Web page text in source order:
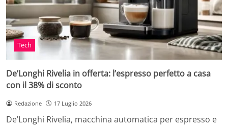
Tech
De’Longhi Rivelia in offerta: l’espresso perfetto a casa
con il 38% di sconto
Redazione 17 Luglio 2026
De’Longhi Rivelia, macchina automatica per espresso e